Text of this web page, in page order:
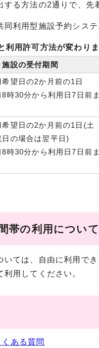
る方法の2通りで、先
利用型施設予約システ
利用許可方法が変わりま
施設の受付期間
希望日の2か月前の1日
8時30分から利用日7日前ま
希望日の2か月前の1日(土
日の場合は翌平日)
8時30分から利用日7日前ま
帯の利用について
ては、自由に利用でき
用してください。
くある質問